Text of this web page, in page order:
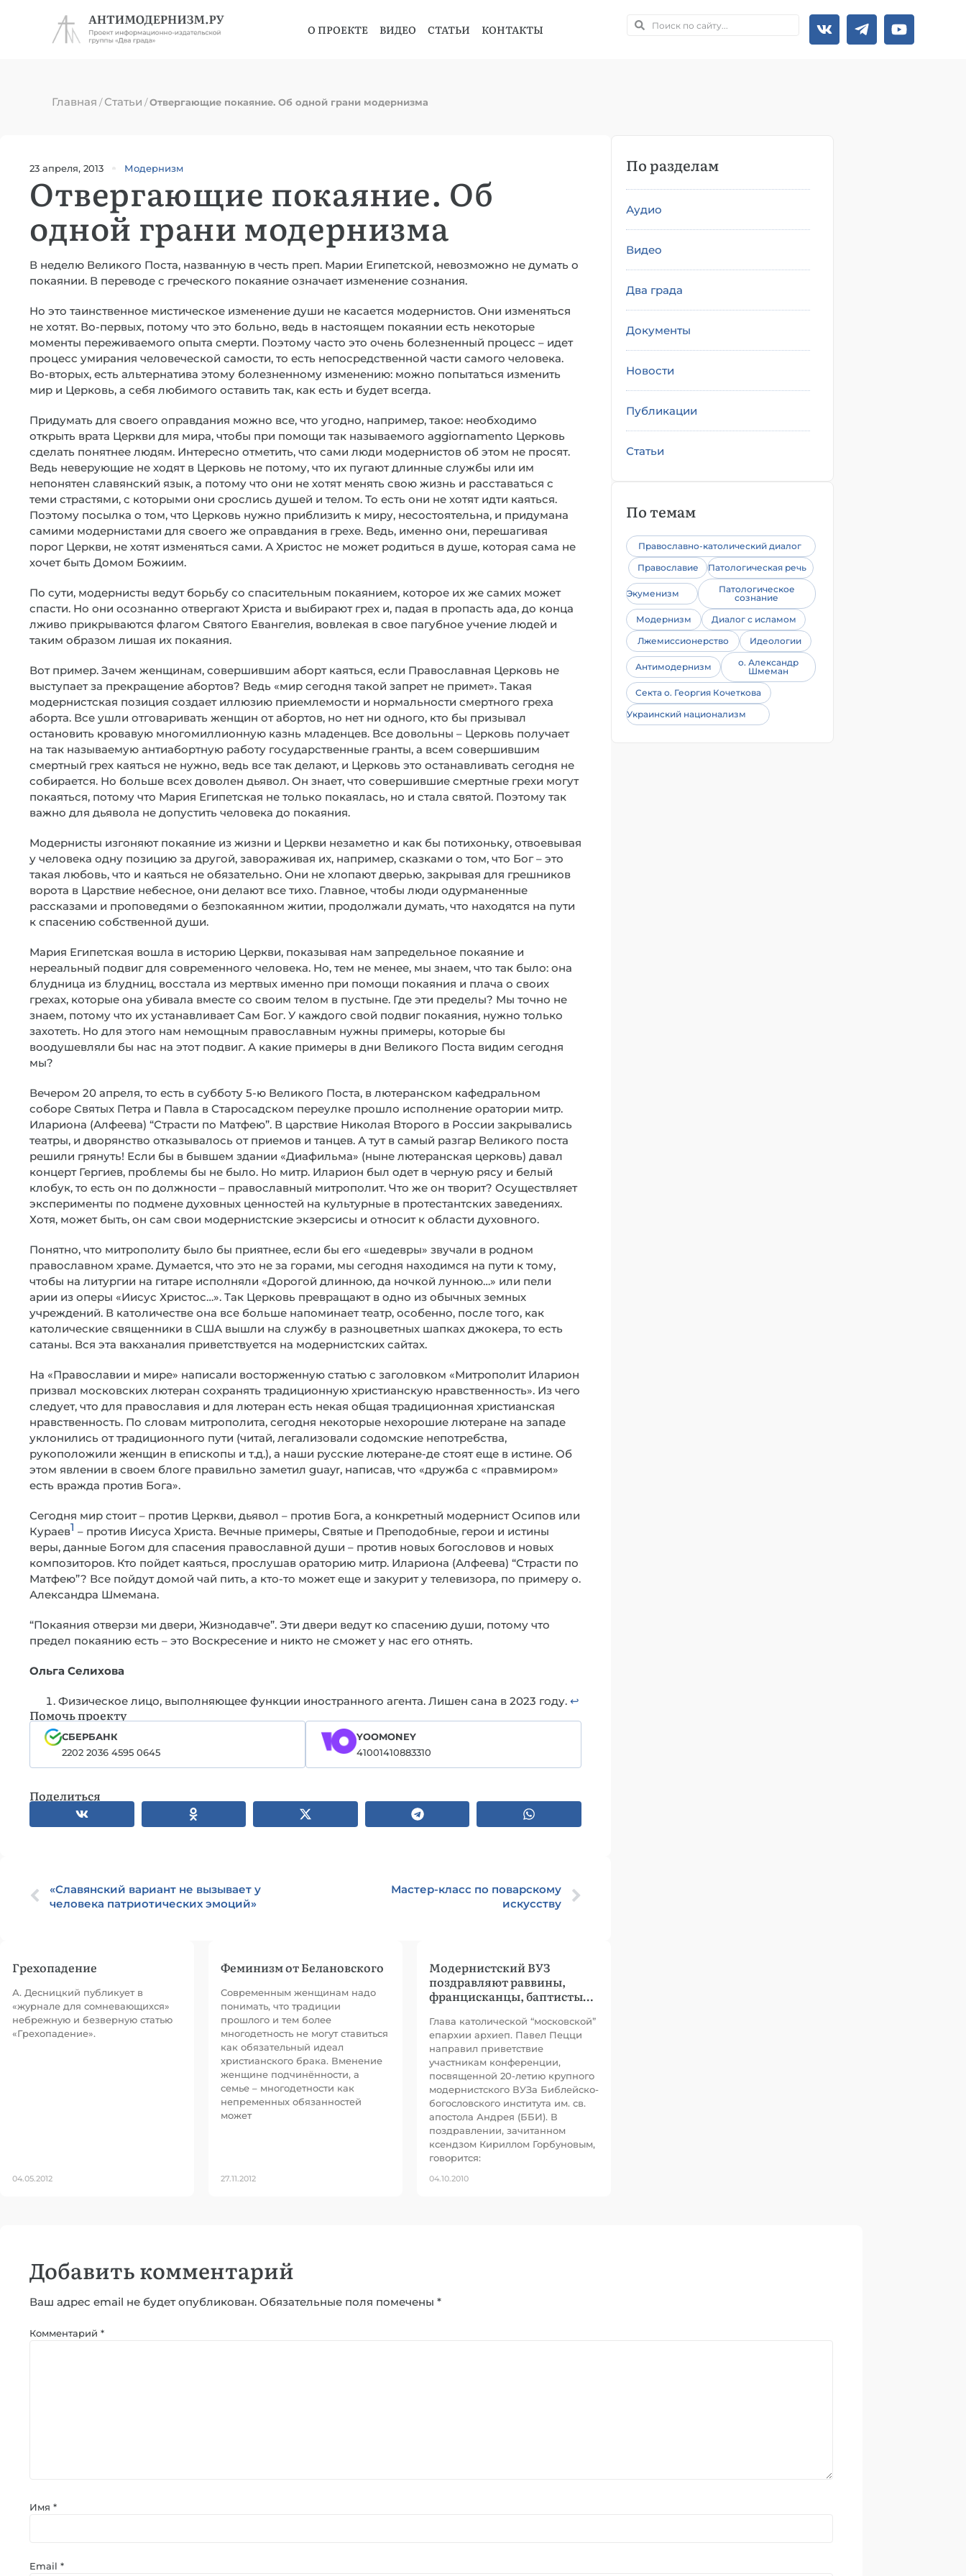
О ПРОЕКТЕ ВИДЕО СТАТЬИ КОНТАКТЫ
Главная /Статьи /Отвергающие покаяние. Об одной грани модернизма
23 апреля, 2013 Модернизм
Отвергающие покаяние. Об
одной грани модернизма
В неделю Великого Поста, названную в честь преп. Марии Египетской, невозможно не думать о
покаянии. В переводе с греческого покаяние означает изменение сознания.
Но это таинственное мистическое изменение души не касается модернистов. Они изменяться
не хотят. Во-первых, потому что это больно, ведь в настоящем покаянии есть некоторые
моменты переживаемого опыта смерти. Поэтому часто это очень болезненный процесс – идет
процесс умирания человеческой самости, то есть непосредственной части самого человека.
Во-вторых, есть альтернатива этому болезненному изменению: можно попытаться изменить
мир и Церковь, а себя любимого оставить так, как есть и будет всегда.
Придумать для своего оправдания можно все, что угодно, например, такое: необходимо
открыть врата Церкви для мира, чтобы при помощи так называемого aggiornamento Церковь
сделать понятнее людям. Интересно отметить, что сами люди модернистов об этом не просят.
Ведь неверующие не ходят в Церковь не потому, что их пугают длинные службы или им
непонятен славянский язык, а потому что они не хотят менять свою жизнь и расставаться с
теми страстями, с которыми они срослись душей и телом. То есть они не хотят идти каяться.
Поэтому посылка о том, что Церковь нужно приблизить к миру, несостоятельна, и придумана
самими модернистами для своего же оправдания в грехе. Ведь, именно они, перешагивая
порог Церкви, не хотят изменяться сами. А Христос не может родиться в душе, которая сама не
хочет быть Домом Божиим.
По сути, модернисты ведут борьбу со спасительным покаянием, которое их же самих может
спасти. Но они осознанно отвергают Христа и выбирают грех и, падая в пропасть ада, до конца
лживо прикрываются флагом Святого Евангелия, вовлекая в свое пагубное учение людей и
таким образом лишая их покаяния.
Вот пример. Зачем женщинам, совершившим аборт каяться, если Православная Церковь не
выступает за прекращение абортов? Ведь «мир сегодня такой запрет не примет». Такая
модернистская позиция создает иллюзию приемлемости и нормальности смертного греха
аборта. Все ушли отговаривать женщин от абортов, но нет ни одного, кто бы призывал
остановить кровавую многомиллионную казнь младенцев. Все довольны – Церковь получает
на так называемую антиабортную работу государственные гранты, а всем совершившим
смертный грех каяться не нужно, ведь все так делают, и Церковь это останавливать сегодня не
собирается. Но больше всех доволен дьявол. Он знает, что совершившие смертные грехи могут
покаяться, потому что Мария Египетская не только покаялась, но и стала святой. Поэтому так
важно для дьявола не допустить человека до покаяния.
Модернисты изгоняют покаяние из жизни и Церкви незаметно и как бы потихоньку, отвоевывая
у человека одну позицию за другой, завораживая их, например, сказками о том, что Бог – это
такая любовь, что и каяться не обязательно. Они не хлопают дверью, закрывая для грешников
ворота в Царствие небесное, они делают все тихо. Главное, чтобы люди одурманенные
рассказами и проповедями о безпокаянном житии, продолжали думать, что находятся на пути
к спасению собственной души.
Мария Египетская вошла в историю Церкви, показывая нам запредельное покаяние и
нереальный подвиг для современного человека. Но, тем не менее, мы знаем, что так было: она
блудница из блудниц, восстала из мертвых именно при помощи покаяния и плача о своих
грехах, которые она убивала вместе со своим телом в пустыне. Где эти пределы? Мы точно не
знаем, потому что их устанавливает Сам Бог. У каждого свой подвиг покаяния, нужно только
захотеть. Но для этого нам немощным православным нужны примеры, которые бы
воодушевляли бы нас на этот подвиг. А какие примеры в дни Великого Поста видим сегодня
мы?
Вечером 20 апреля, то есть в субботу 5-ю Великого Поста, в лютеранском кафедральном
соборе Святых Петра и Павла в Старосадском переулке прошло исполнение оратории митр.
Илариона (Алфеева) “Страсти по Матфею”. В царствие Николая Второго в России закрывались
театры, и дворянство отказывалось от приемов и танцев. А тут в самый разгар Великого поста
решили грянуть! Если бы в бывшем здании «Диафильма» (ныне лютеранская церковь) давал
концерт Гергиев, проблемы бы не было. Но митр. Иларион был одет в черную рясу и белый
клобук, то есть он по должности – православный митрополит. Что же он творит? Осуществляет
эксперименты по подмене духовных ценностей на культурные в протестантских заведениях.
Хотя, может быть, он сам свои модернистские экзерсисы и относит к области духовного.
Понятно, что митрополиту было бы приятнее, если бы его «шедевры» звучали в родном
православном храме. Думается, что это не за горами, мы сегодня находимся на пути к тому,
чтобы на литургии на гитаре исполняли «Дорогой длинною, да ночкой лунною…» или пели
арии из оперы «Иисус Христос…». Так Церковь превращают в одно из обычных земных
учреждений. В католичестве она все больше напоминает театр, особенно, после того, как
католические священники в США вышли на службу в разноцветных шапках джокера, то есть
сатаны. Вся эта вакханалия приветствуется на модернистских сайтах.
На «Православии и мире» написали восторженную статью с заголовком «Митрополит Иларион
призвал московских лютеран сохранять традиционную христианскую нравственность». Из чего
следует, что для православия и для лютеран есть некая общая традиционная христианская
нравственность. По словам митрополита, сегодня некоторые нехорошие лютеране на западе
уклонились от традиционного пути (читай, легализовали содомские непотребства,
рукоположили женщин в епископы и т.д.), а наши русские лютеране-де стоят еще в истине. Об
этом явлении в своем блоге правильно заметил guayr, написав, что «дружба с «правмиром»
есть вражда против Бога».
Сегодня мир стоит – против Церкви, дьявол – против Бога, а конкретный модернист Осипов или
Кураев1 – против Иисуса Христа. Вечные примеры, Святые и Преподобные, герои и истины
веры, данные Богом для спасения православной души – против новых богословов и новых
композиторов. Кто пойдет каяться, прослушав ораторию митр. Илариона (Алфеева) “Страсти по
Матфею”? Все пойдут домой чай пить, а кто-то может еще и закурит у телевизора, по примеру о.
Александра Шмемана.
“Покаяния отверзи ми двери, Жизнодавче”. Эти двери ведут ко спасению души, потому что
предел покаянию есть – это Воскресение и никто не сможет у нас его отнять.
Ольга Селихова
Физическое лицо, выполняющее функции иностранного агента. Лишен сана в 2023 году. ↩︎
Помочь проекту
СБЕРБАНК
2202 2036 4595 0645
YOOMONEY
41001410883310
Поделиться
«Cлавянский вариант не вызывает у
человека патриотических эмоций»
Мастер-класс по поварскому
искусству
Грехопадение
А. Десницкий публикует в
«журнале для сомневающихся»
небрежную и безверную статью
«Грехопадение».
04.05.2012
Феминизм от Белановского
Современным женщинам надо
понимать, что традиции
прошлого и тем более
многодетность не могут ставиться
как обязательный идеал
христианского брака. Вменение
женщине подчинённости, а
семье – многодетности как
непременных обязанностей
может
27.11.2012
Модернистский ВУЗ
поздравляют раввины,
францисканцы, баптисты…
Глава католической “московской”
епархии архиеп. Павел Пецци
направил приветствие
участникам конференции,
посвященной 20-летию крупного
модернистского ВУЗа Библейско-
богословского института им. св.
апостола Андрея (ББИ). В
поздравлении, зачитанном
ксендзом Кириллом Горбуновым,
говорится:
04.10.2010
По разделам
Аудио
Видео
Два града
Документы
Новости
Публикации
Статьи
По темам
Православно-католический диалог
Православие
Патологическая речь
Экуменизм
Патологическое
сознание
Модернизм
Диалог с исламом
Лжемиссионерство
Идеологии
Антимодернизм
о. Александр
Шмеман
Секта о. Георгия Кочеткова
Украинский национализм
Добавить комментарий
Ваш адрес email не будет опубликован. Обязательные поля помечены *
Комментарий *
Имя *
Email *